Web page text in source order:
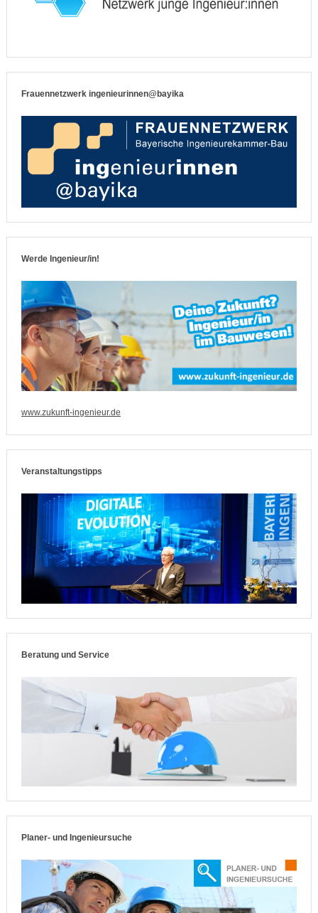
Frauennetzwerk ingenieurinnen@bayika
Werde Ingenieur/in!
www.zukunft-ingenieur.de
Veranstaltungstipps
Beratung und Service
Planer- und Ingenieursuche